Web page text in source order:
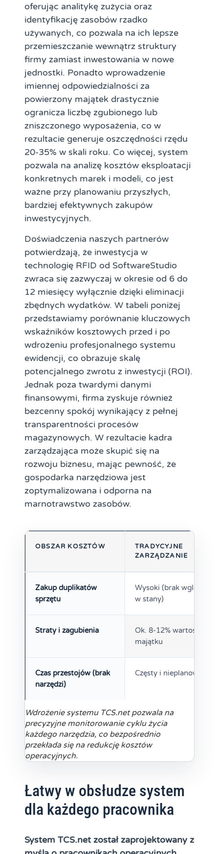
oferując analitykę zużycia oraz
identyfikację zasobów rzadko
używanych, co pozwala na ich lepsze
przemieszczanie wewnątrz struktury
firmy zamiast inwestowania w nowe
jednostki. Ponadto wprowadzenie
imiennej odpowiedzialności za
powierzony majątek drastycznie
ogranicza liczbę zgubionego lub
zniszczonego wyposażenia, co w
rezultacie generuje oszczędności rzędu
20-35% w skali roku. Co więcej, system
pozwala na analizę kosztów eksploatacji
konkretnych marek i modeli, co jest
ważne przy planowaniu przyszłych,
bardziej efektywnych zakupów
inwestycyjnych.
Doświadczenia naszych partnerów
potwierdzają, że inwestycja w
technologię RFID od SoftwareStudio
zwraca się zazwyczaj w okresie od 6 do
12 miesięcy wyłącznie dzięki eliminacji
zbędnych wydatków. W tabeli poniżej
przedstawiamy porównanie kluczowych
wskaźników kosztowych przed i po
wdrożeniu profesjonalnego systemu
ewidencji, co obrazuje skalę
potencjalnego zwrotu z inwestycji (ROI).
Jednak poza twardymi danymi
finansowymi, firma zyskuje również
bezcenny spokój wynikający z pełnej
transparentności procesów
magazynowych. W rezultacie kadra
zarządzająca może skupić się na
rozwoju biznesu, mając pewność, że
gospodarka narzędziowa jest
zoptymalizowana i odporna na
marnotrawstwo zasobów.
OBSZAR KOSZTÓW
TRADYCYJNE
ZARZĄDZANIE
Zakup duplikatów
sprzętu
Wysoki (brak wglądu
w stany)
Straty i zagubienia
Ok. 8-12% wartości
majątku
Czas przestojów (brak
narzędzi)
Częsty i nieplanowany
Wdrożenie systemu TCS.net pozwala na
precyzyjne monitorowanie cyklu życia
każdego narzędzia, co bezpośrednio
przekłada się na redukcję kosztów
operacyjnych.
Łatwy w obsłudze system
dla każdego pracownika
System TCS.net został zaprojektowany z